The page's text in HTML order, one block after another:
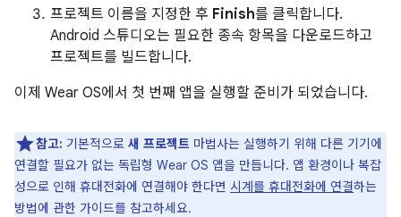
프로젝트 이름을 지정한 후 Finish를 클릭합니다.
Android 스튜디오는 필요한 종속 항목을 다운로드하고
프로젝트를 빌드합니다.
이제 Wear OS에서 첫 번째 앱을 실행할 준비가 되었습니다.
참고: 기본적으로 새 프로젝트 마법사는 실행하기 위해 다른 기기에
연결할 필요가 없는 독립형 Wear OS 앱을 만듭니다. 앱 환경이나 복잡
성으로 인해 휴대전화에 연결해야 한다면 시계를 휴대전화에 연결하는
방법에 관한 가이드를 참고하세요.